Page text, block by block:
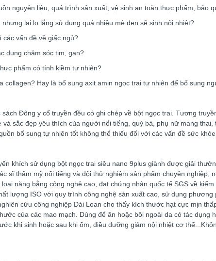
nguyên liệu, quá trình sản xuất, vệ sinh an toàn thực phẩm, bảo
lại lo lắng sử dụng quá nhiều mè đen sẽ sinh nội nhiệt?
vấn đề về giấc ngủ?
dụng chăm sóc tim, gan?
phẩm có tính kiềm tự nhiên?
collagen? Hay là bổ sung axit amin ngọc trai tự nhiên để bổ sung
sách Đông y cổ truyền đều có ghi chép về bột ngọc trai. Tương
và sắc đẹp yêu thích của người nổi tiếng, quý bà, phụ nữ mang
bổ sung tự nhiên tốt không thể thiếu đối với các vấn đề sức
khích sử dụng bột ngọc trai siêu nano 9plus giành được giải
sĩ thẩm mỹ nổi tiếng và đội thử nghiệm sản phẩm chuyên
nặng bằng công nghệ cao, đạt chứng nhận quốc tế SGS về
lượng ISO với quy trình công nghệ sản xuất cao, sử dụng
cứu công nghiệp Đài Loan cho thấy kích thước hạt cực mịn
của các mao mạch. Dùng để ăn hoặc bôi ngoài da có tác
khi sinh hoặc sau khi ốm, điều dưỡng giảm nội nhiệt cơ